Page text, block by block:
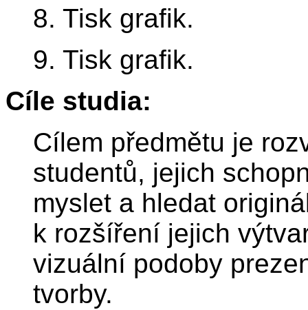
8. Tisk grafik.
9. Tisk grafik.
Cíle studia:
Cílem předmětu je
studentů, jejich
myslet a hledat
k rozšíření jejich
vizuální podoby
tvorby.